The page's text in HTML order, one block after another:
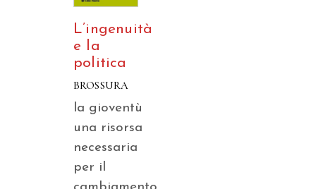
L’ingenuità
e la
politica
BROSSURA
la gioventù
una risorsa
necessaria
per il